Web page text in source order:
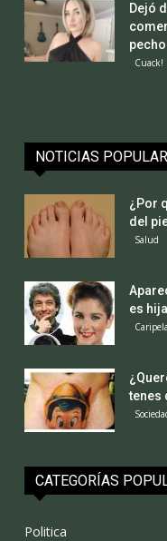
Dejó
Cuack!
NOTICIAS
¿Por
del
Salud
es
tenes
CATEGORÍAS
Politica